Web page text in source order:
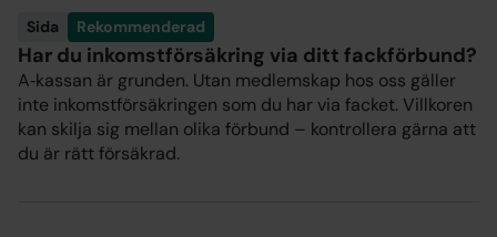
Sida Rekommenderad
Har du inkomstförsäkring via ditt fackförbund?
A‑kassan är grunden. Utan medlemskap hos oss gäller
inte inkomstförsäkringen som du har via facket. Villkoren
kan skilja sig mellan olika förbund – kontrollera gärna att
du är rätt försäkrad.